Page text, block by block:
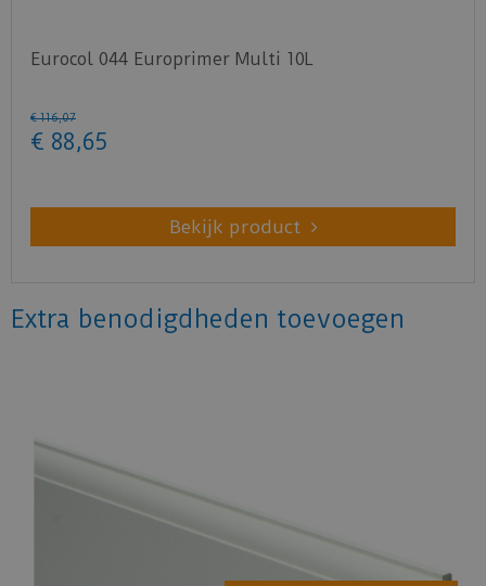
Eurocol 044 Europrimer Multi 10L
€ 116,07
€ 88,65
Bekijk product
Extra benodigdheden toevoegen